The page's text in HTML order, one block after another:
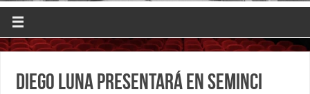
DVD & BLURAY, MERCHANDISING Y TODO LO QUE RODEA AL
SÉPTIMO ARTE
Diego Luna presentará en Seminci